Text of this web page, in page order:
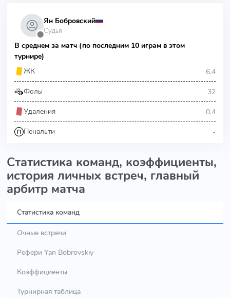
⬤
Ян Бобровский
Судья
В среднем за матч (по последним 10 играм в этом
турнире)
ЖК
6.4
Фолы 32
Удаления 0.4
Пенальти -
Статистика команд, коэффициенты,
история личных встреч, главный
арбитр матча
Статистика команд
Очные встречи
Рефери Yan Bobrovskiy
Коэффициенты
Турнирная таблица